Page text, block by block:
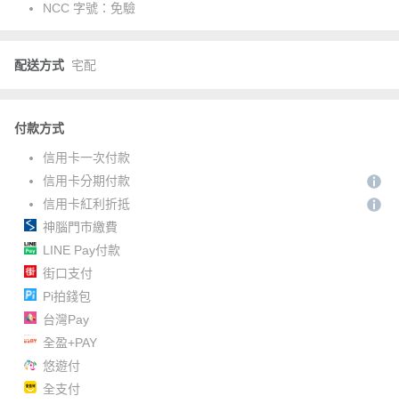
NCC 字號： 免驗
配送方式 宅配
付款方式
信用卡一次付款
信用卡分期付款
信用卡紅利折抵
神腦門市繳費
LINE Pay付款
街口支付
Pi拍錢包
台灣Pay
全盈+PAY
悠遊付
全支付